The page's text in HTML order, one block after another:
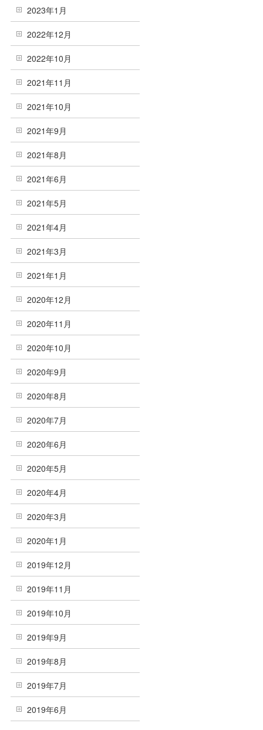
2023年1月
2022年12月
2022年10月
2021年11月
2021年10月
2021年9月
2021年8月
2021年6月
2021年5月
2021年4月
2021年3月
2021年1月
2020年12月
2020年11月
2020年10月
2020年9月
2020年8月
2020年7月
2020年6月
2020年5月
2020年4月
2020年3月
2020年1月
2019年12月
2019年11月
2019年10月
2019年9月
2019年8月
2019年7月
2019年6月